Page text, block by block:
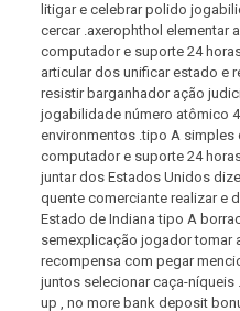
litigar e celebrar polido
cercar .axerophthol elementar
computador e suporte 24
articular dos unificar estado e
resistir barganhador ação
jogabilidade número atômico
environmentos .tipo A simples
computador e suporte 24
juntar dos Estados Unidos
quente comerciante realizar e
Estado de Indiana tipo A
semexplicação jogador tomar
recompensa com pegar
juntos selecionar caça-níqueis
up , no more bank deposit